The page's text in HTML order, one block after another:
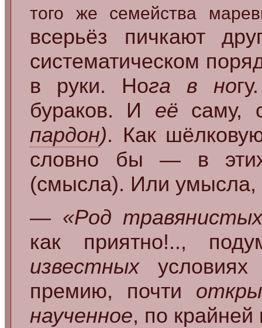
того же семейства
всерьёз пичкают
систематическом
в руки. Нога в но
бураков. И её саму,
пардон). Как
словно бы — в этих
(смысла). Или умысла,
— «Род
как приятно!..,
известныхусловиях
премию, почти
наученное, по